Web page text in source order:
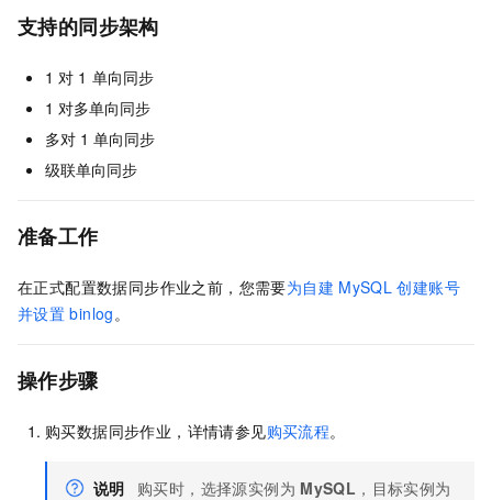
支持的同步架构
1 对 1 单向同步
1 对多单向同步
多对 1 单向同步
级联单向同步
准备工作
在正式配置数据同步作业之前，您需要为自建 MySQL 创建账号
并设置 binlog 。
操作步骤
购买数据同步作业，详情请参见购买流程。
说明 购买时，选择源实例为 MySQL ，目标实例为